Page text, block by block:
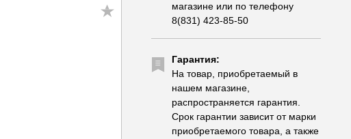
магазине или по телефону
8(831) 423-85-50
Гарантия:
На товар, приобретаемый в
нашем магазине,
распространяется гарантия.
Срок гарантии зависит от марки
приобретаемого товара, а также